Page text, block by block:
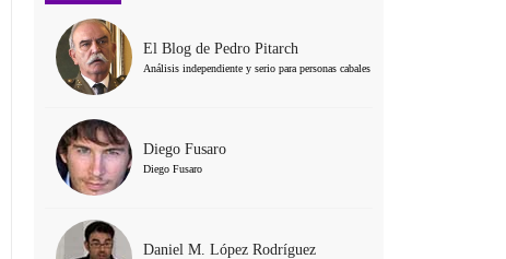
El Blog de Pedro Pitarch
Análisis independiente y serio para personas cabales
Diego Fusaro
Diego Fusaro
Daniel M. López Rodríguez